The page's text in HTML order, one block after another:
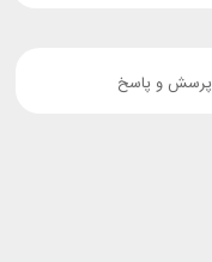
پرسش و پاسخ